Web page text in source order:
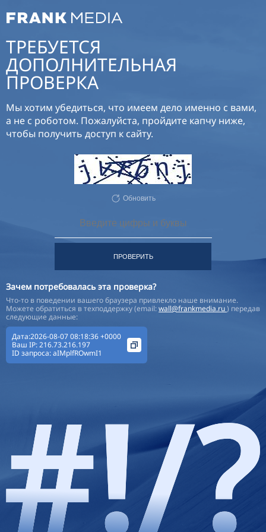
ТРЕБУЕТСЯ
ДОПОЛНИТЕЛЬНАЯ
ПРОВЕРКА
Мы хотим убедиться, что имеем дело именно с вами,
а не с роботом. Пожалуйста, пройдите капчу ниже,
чтобы получить доступ к сайту.
Обновить
ПРОВЕРИТЬ
Зачем потребовалась эта проверка?
Что-то в поведении вашего браузера привлекло наше внимание.
Можете обратиться в техподдержку (email:wall@frankmedia.ru) передав
следующие данные:
Дата:2026-08-07 08:18:36 +0000
Ваш IP:216.73.216.197
ID запроса:aIMplfROwmI1